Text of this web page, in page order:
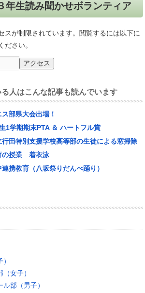
生読み聞かせボランティア
スが制限されています。閲覧するには以下に
ださい。
人はこんな記事も読んでいます
部県大会出場！
学期期末PTA ＆ ハートフル賞
田特別支援学校高等部の生徒による窓掃除
授業 着衣泳
携教育（八坂祭りだんべ踊り）
女子）
部（男子）